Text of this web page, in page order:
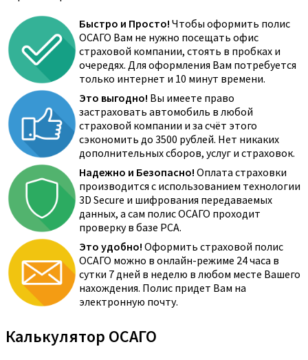
Быстро и Просто! Чтобы оформить полис
ОСАГО Вам не нужно посещать офис
страховой компании, стоять в пробках и
очередях. Для оформления Вам потребуется
только интернет и 10 минут времени.
Это выгодно! Вы имеете право
застраховать автомобиль в любой
страховой компании и за счёт этого
сэкономить до 3500 рублей. Нет никаких
дополнительных сборов, услуг и страховок.
Надежно и Безопасно! Оплата страховки
производится с использованием технологии
3D Secure и шифрования передаваемых
данных, а сам полис ОСАГО проходит
проверку в базе РСА.
Это удобно! Оформить страховой полис
ОСАГО можно в онлайн-режиме 24 часа в
сутки 7 дней в неделю в любом месте Вашего
нахождения. Полис придет Вам на
электронную почту.
Калькулятор ОСАГО